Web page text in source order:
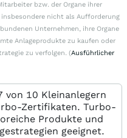
bzw. der Organe ihrer
nicht als Aufforderung
Unternehmen, ihre Organe
Anlageprodukte zu kaufen oder
zu verfolgen. (Ausführlicher
von 10 Kleinanlegern
Zertifikaten. Turbo-
Produkte und
geeignet.